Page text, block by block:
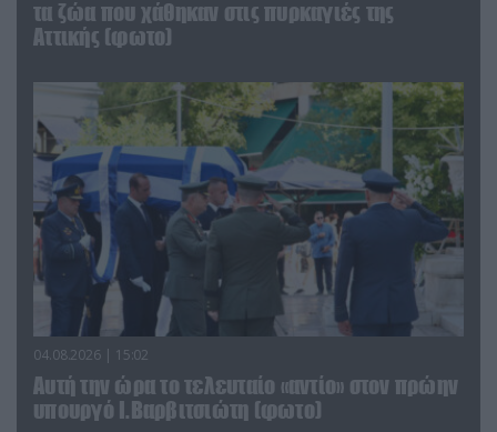
τα ζώα που χάθηκαν στις πυρκαγιές της
Αττικής (φωτο)
04.08.2026 | 15:02
Αυτή την ώρα το τελευταίο «αντίο» στον πρώην
υπουργό Ι.Βαρβιτσιώτη (φωτο)